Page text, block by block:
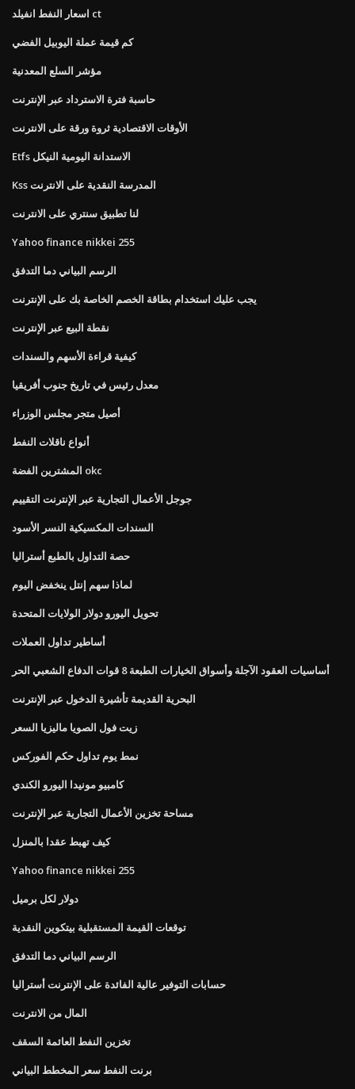
اسعار النفط انفيلد ct
كم قيمة عملة اليوبيل الفضي
مؤشر السلع المعدنية
حاسبة فترة الاسترداد عبر الإنترنت
الأوقات الاقتصادية ثروة ورقة على الانترنت
Etfs الاستدانة اليومية النيكل
Kss المدرسة النقدية على الانترنت
لنا تطبيق سنتري على الانترنت
Yahoo finance nikkei 255
الرسم البياني دما التدفق
يجب عليك استخدام بطاقة الخصم الخاصة بك على الإنترنت
نقطة البيع عبر الإنترنت
كيفية قراءة الأسهم والسندات
معدل رئيس في تاريخ جنوب أفريقيا
أصيل متجر مجلس الوزراء
أنواع ناقلات النفط
المشترين الفضة okc
جوجل الأعمال التجارية عبر الإنترنت التقييم
السندات المكسيكية النسر الأسود
حصة التداول بالطبع أستراليا
لماذا سهم إنتل ينخفض ​​اليوم
تحويل اليورو دولار الولايات المتحدة
أساطير تداول العملات
أساسيات العقود الآجلة وأسواق الخيارات الطبعة 8 قوات الدفاع الشعبي الحر
البحرية القديمة تأشيرة الدخول عبر الإنترنت
زيت فول الصويا ماليزيا السعر
نمط يوم تداول حكم الفوركس
كامبيو مونيدا اليورو الكندي
مساحة تخزين الأعمال التجارية عبر الإنترنت
كيف تهبط عقدا بالمنزل
Yahoo finance nikkei 255
دولار لكل برميل
توقعات القيمة المستقبلية بيتكوين النقدية
الرسم البياني دما التدفق
حسابات التوفير عالية الفائدة على الإنترنت أستراليا
المال من الانترنت
تخزين النفط العائمة السقف
برنت النفط سعر المخطط البياني